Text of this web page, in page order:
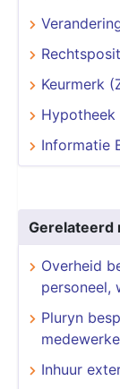
Keurmerk
Hypotheek
Informatie
Gerelateerd
Overheid
personeel,
Pluryn
Inhuur